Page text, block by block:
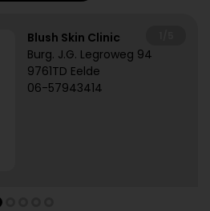
Blush Skin Clinic
Burg. J.G. Legroweg 94
9761TD Eelde
06-57943414